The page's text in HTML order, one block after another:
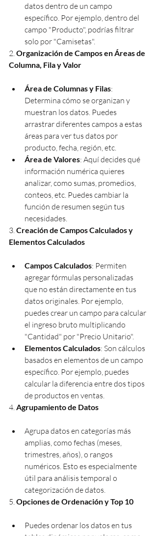
datos dentro de un campo
específico. Por ejemplo, dentro del
campo "Producto", podrías filtrar
solo por "Camisetas".
2. Organización de Campos en Áreas de
Columna, Fila y Valor
Área de Columnas y Filas:
Determina cómo se organizan y
muestran los datos. Puedes
arrastrar diferentes campos a estas
áreas para ver tus datos por
producto, fecha, región, etc.
Área de Valores: Aquí decides qué
información numérica quieres
analizar, como sumas, promedios,
conteos, etc. Puedes cambiar la
función de resumen según tus
necesidades.
3. Creación de Campos Calculados y
Elementos Calculados
Campos Calculados: Permiten
agregar fórmulas personalizadas
que no están directamente en tus
datos originales. Por ejemplo,
puedes crear un campo para calcular
el ingreso bruto multiplicando
"Cantidad" por "Precio Unitario".
Elementos Calculados: Son cálculos
basados en elementos de un campo
específico. Por ejemplo, puedes
calcular la diferencia entre dos tipos
de productos en ventas.
4. Agrupamiento de Datos
Agrupa datos en categorías más
amplias, como fechas (meses,
trimestres, años), o rangos
numéricos. Esto es especialmente
útil para análisis temporal o
categorización de datos.
5. Opciones de Ordenación y Top 10
Puedes ordenar los datos en tus